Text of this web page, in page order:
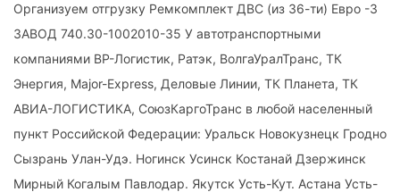
Организуем отгрузку Ремкомплект ДВС (из 36-ти) Евро -3
ЗАВОД 740.30-1002010-35 У автотранспортными
компаниями ВР-Логистик, Ратэк, ВолгаУралТранс, ТК
Энергия, Major-Express, Деловые Линии, ТК Планета, ТК
АВИА-ЛОГИСТИКА, СоюзКаргоТранс в любой населенный
пункт Российской Федерации: Уральск Новокузнецк Гродно
Сызрань Улан-Удэ. Ногинск Усинск Костанай Дзержинск
Мирный Когалым Павлодар. Якутск Усть-Кут. Астана Усть-